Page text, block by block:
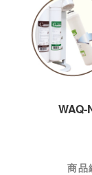
WAQ-
商品